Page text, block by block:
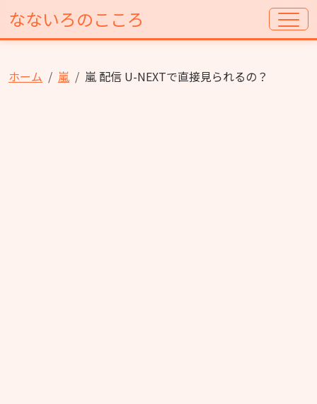
なないろのこころ
ホーム 嵐 嵐 配信 U-NEXTで直接見られるの？